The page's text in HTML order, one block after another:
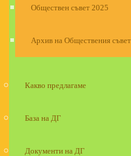
Обществен съвет 2025
Архив на Обществения
Какво предлагаме
База на ДГ
Документи на ДГ